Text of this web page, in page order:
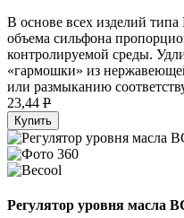
В основе всех изделий
объема сильфона
контролируемой среды.
«гармошки» из
или размыканию
23,44 P
Купить
Регулятор уровня масла